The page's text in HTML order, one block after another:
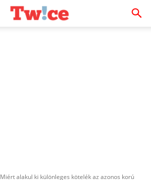
Miért alakul ki különleges kötelék az azonos korú